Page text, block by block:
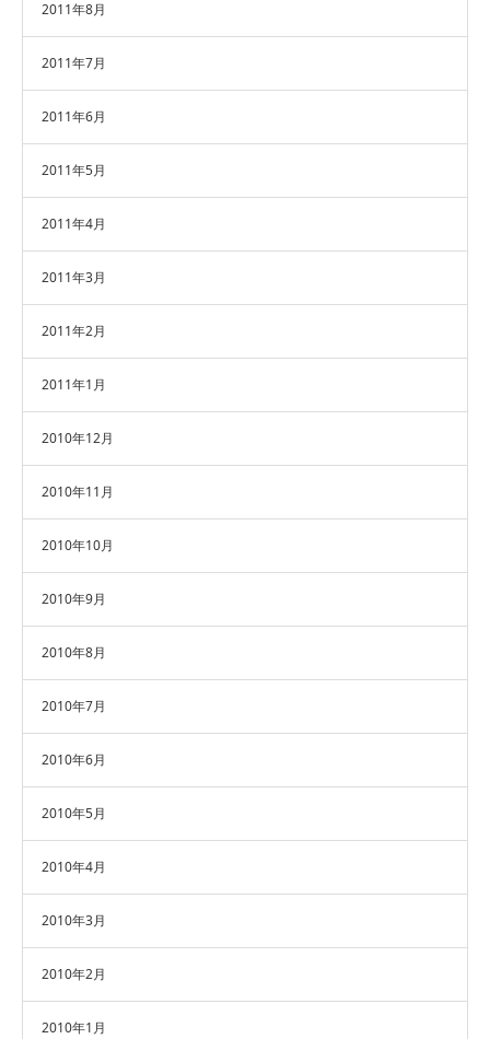
2011年8月
2011年7月
2011年6月
2011年5月
2011年4月
2011年3月
2011年2月
2011年1月
2010年12月
2010年11月
2010年10月
2010年9月
2010年8月
2010年7月
2010年6月
2010年5月
2010年4月
2010年3月
2010年2月
2010年1月